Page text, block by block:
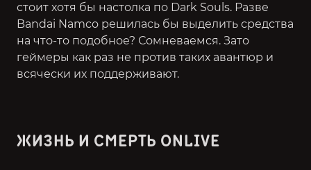
стоит хотя бы настолка по Dark Souls. Разве
Bandai Namco решилась бы выделить средства
на что-то подобное? Сомневаемся. Зато
геймеры как раз не против таких авантюр и
всячески их поддерживают.
ЖИЗНЬ И СМЕРТЬ ONLIVE